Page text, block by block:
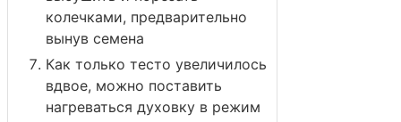
колечками, предварительно
вынув семена
Как только тесто увеличилось
вдвое, можно поставить
нагреваться духовку в режим